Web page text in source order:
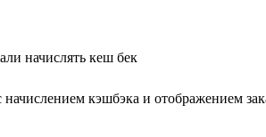
начислять кеш бек
кэшбэка и отображением